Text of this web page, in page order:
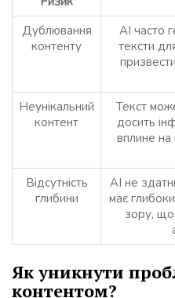
Дублювання
контенту
AI часто
тексти
Неунікальний
контент
Текст
досить
вплине на
Відсутність
глибини
AI не
має
зору,
Як уникнути
контентом?